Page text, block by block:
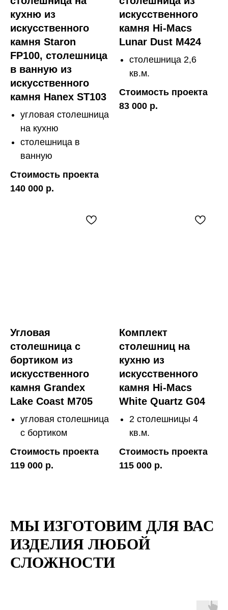
кухню из
искусственного
камня Staron
FP100, столешница
в ванную из
искусственного
камня Hanex ST103
угловая столешница
на кухню
столешница в
ванную
Стоимость проекта
140 000 р.
искусственного
камня Hi-Macs
Lunar Dust M424
столешница 2,6
кв.м.
Стоимость проекта
83 000 р.
Угловая
столешница с
бортиком из
искусственного
камня Grandex
Lake Coast M705
угловая столешница
с бортиком
Стоимость проекта
119 000 р.
Комплект
столешниц на
кухню из
искусственного
камня Hi-Macs
White Quartz G04
2 столешницы 4
кв.м.
Стоимость проекта
115 000 р.
МЫ ИЗГОТОВИМ ДЛЯ ВАС
ИЗДЕЛИЯ ЛЮБОЙ
СЛОЖНОСТИ